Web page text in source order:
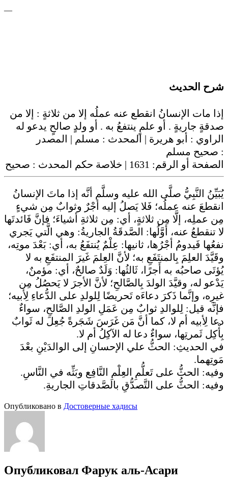
—
شرح الحديث
إذا مات الإنسانُ انقطع عنه عملُه إلا من ثلاثةٍ : إلا من
صدقةٍ جاريةٍ . أو علمٍ ينتفعُ به . أو ولدٍ صالحٍ يدعو له
الراوي : أبو هريرة | المحدث : مسلم | المصدر
: صحيح مسلم
الصفحة أو الرقم: 1631 | خلاصة حكم المحدث : صحيح
يُبَيِّنُ النَّبِيُّ صلَّى الله عليه وسلَّم أنَّه إذا ماتَ الإنسانُ
انقطعَ عنه عملُه؛ فَلا يَصلُ إليه أجْرٌ وثوابٌ مِن شيءٍ
مِن عملِه، إلَّا مِن ثلاثةٍ، أي: مِن ثلاثةِ أشياءَ؛ فإنَّ فَائدتَها
لا تنقطعُ عنه، أوَّلُها: الصَّدقَةُ الجاريةُ: وهي الَّتي يَجري
نفعُها فَيدومُ أجْرُها، ثانيها: عِلْمٌ يُنتفَعُ به، أي: بَعْدَ موتِه،
وقَيَّدَ العلِمَ بِالمنتَفَعِ به؛ لأنَّ العِلمَ غَيرَ المنتفَعِ به لا
يُؤتَى صاحبُه به أَجرًا، ثَالثُها: وَلَدٌ صالحٌ، أي: مؤمنٌ،
يَدْعو له، وقيَّدَ الولدَ بِالصَّالحِ؛ لأنَّ الأجرَ لا يَحصُلُ مِن
غيرِه، وإنَّما ذَكرَ دعاءَه تَحريضًا لِلولدِ على الدُّعاءِ لِأبيه؛
فإنَّه قيل: لِلوالدِ ثوابٌ مِن عَمَلِ الولدِ الصَّالحِ، سواءٌ
دعا لِأبيه أم لا، كما أنَّ مَن غَرَسَ شَجَرةً جُعِلَ له ثَوابٌ
بِأْكِل ثَمرتِها، سواءٌ دعا له الآكِلُ أم لا.
في الحديثِ: الحثُّ علي الإحسانِ إلى الوالدَيْنِ بعْدَ
مَوتِهما.
وفيه: الحثُّ على تَعلُّمِ العِلْمِ النَّافِع وبَثِّه في النَّاسِ.
وفيه: الحثُّ على التَّصدُّقِ بالصَّدقاتِ الجاريةِ.
Опубликовано в Достоверные хадисы
Опубликовал Фарук аль-Асари